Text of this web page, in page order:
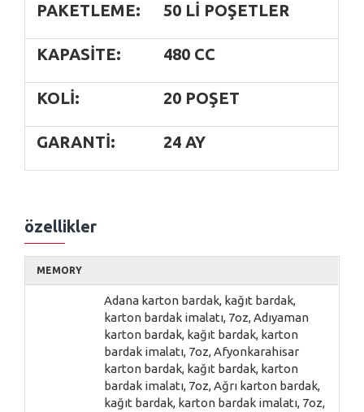
PAKETLEME: 50 LI POŞETLER
KAPASITE: 480 CC
KOLI: 20 POŞET
GARANTI: 24 AY
özellikler
MEMORY
Adana karton bardak, kağıt bardak,
karton bardak imalatı, 7oz, Adıyaman
karton bardak, kağıt bardak, karton
bardak imalatı, 7oz, Afyonkarahisar
karton bardak, kağıt bardak, karton
bardak imalatı, 7oz, Ağrı karton bardak,
kağıt bardak, karton bardak imalatı, 7oz,